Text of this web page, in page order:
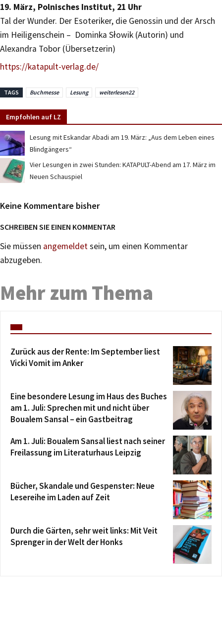
19. März, Polnisches Institut, 21 Uhr
Tal der Wunder. Der Esoteriker, die Genossin und der Arsch
im Heiligenschein – Dominka Słowik (Autorin) und
Alexandra Tobor (Übersetzerin)
https://katapult-verlag.de/
TAGS Buchmesse Lesung weiterlesen22
Empfohlen auf LZ
Lesung mit Eskandar Abadi am 19. März: „Aus dem Leben eines
Blindgängers“
Vier Lesungen in zwei Stunden: KATAPULT-Abend am 17. März im
Neuen Schauspiel
Keine Kommentare bisher
SCHREIBEN SIE EINEN KOMMENTAR
Sie müssen angemeldetsein, um einen Kommentar
abzugeben.
Mehr zum Thema
Zurück aus der Rente: Im September liest
Vicki Vomit im Anker
Eine besondere Lesung im Haus des Buches
am 1. Juli: Sprechen mit und nicht über
Boualem Sansal – ein Gastbeitrag
Am 1. Juli: Boualem Sansal liest nach seiner
Freilassung im Literaturhaus Leipzig
Bücher, Skandale und Gespenster: Neue
Lesereihe im Laden auf Zeit
Durch die Gärten, sehr weit links: Mit Veit
Sprenger in der Welt der Honks